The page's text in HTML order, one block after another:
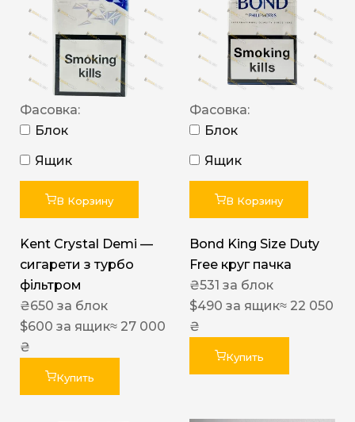
Фасовка:
Блок
Ящик
В Корзину
Kent Crystal Demi —
сигарети з турбо
фільтром
₴650 за блок
$600 за ящик≈ 27 000
₴
Купить
Фасовка:
Блок
Ящик
В Корзину
Bond King Size Duty
Free круг пачка
₴531 за блок
$490 за ящик≈ 22 050
₴
Купить